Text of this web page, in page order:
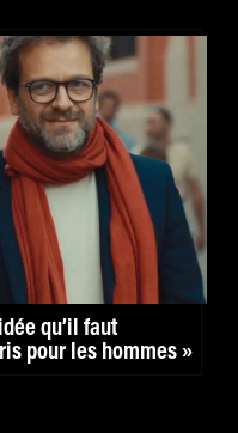
qu’il faut
pour les hommes »